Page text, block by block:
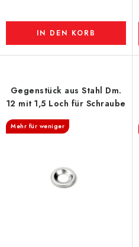
IN DEN KORB
Gegenstück aus Stahl Dm.
12 mit 1,5 Loch für Schraube
Mehr für weniger